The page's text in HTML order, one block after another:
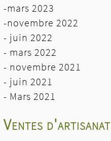
-mars 2023
-novembre 2022
- juin 2022
- mars 2022
- novembre 2021
- juin 2021
- Mars 2021
Ventes d'artisanat